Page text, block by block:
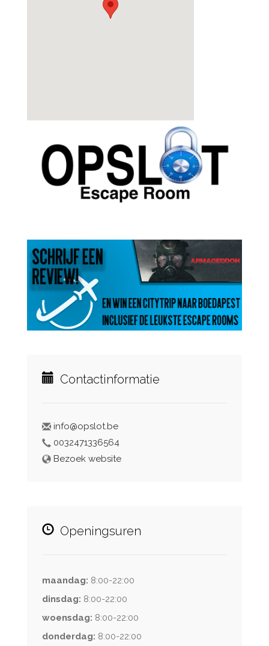
Contactinformatie
info@opslot.be
0032471336564
Bezoek website
Openingsuren
maandag: 8:00-22:00
dinsdag: 8:00-22:00
woensdag: 8:00-22:00
donderdag: 8:00-22:00